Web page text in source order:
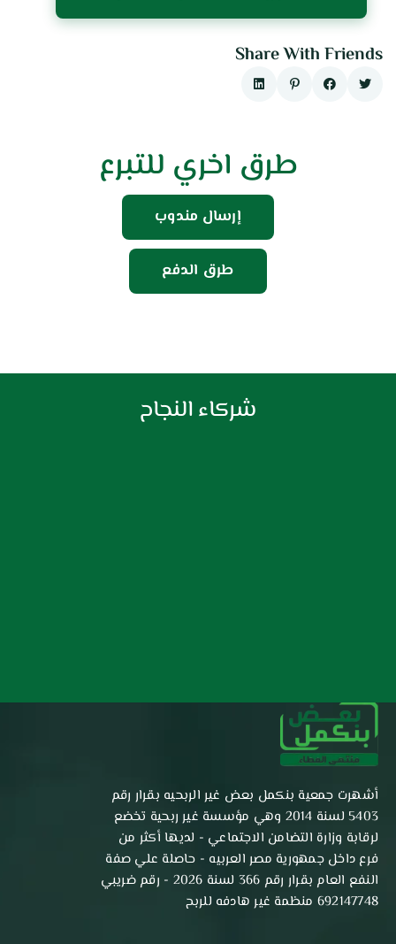
Share With Friends
طرق اخري للتبرع
إرسال مندوب
طرق الدفع
شركاء النجاح
أشهرت جمعية بنكمل بعض غير الربحيه بقرار رقم
5403 لسنة 2014 وهي مؤسسة غير ربحية تخضع
لرقابة وزارة التضامن الاجتماعي - لديها أكثر من
فرع داخل جمهورية مصر العربيه - حاصلة علي صفة
النفع العام بقرار رقم 366 لسنة 2026 - رقم ضريبي
692147748 منظمة غير هادفه للربح